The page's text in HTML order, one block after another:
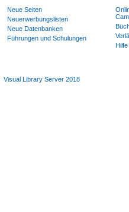
Neue Seiten
Neuerwerbungslisten
Neue Datenbanken
Führungen und Schulungen
Visual Library Server 2018